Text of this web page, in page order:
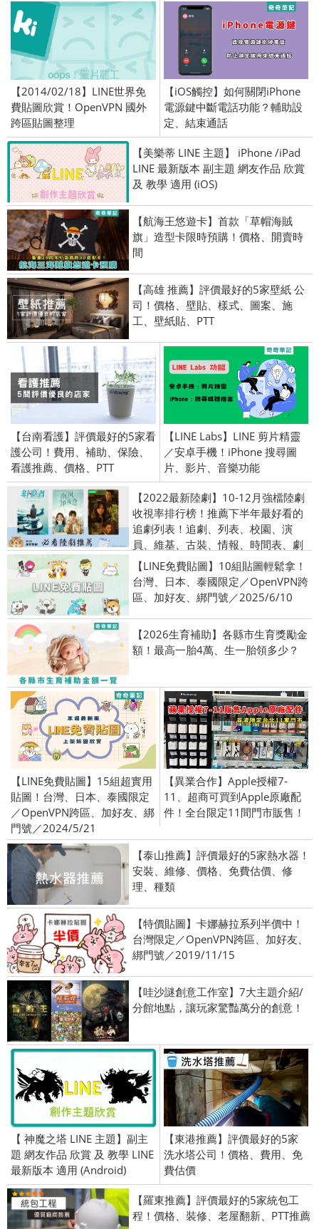
【2014/02/18】LINE世界免
費貼圖欣賞！OpenVPN 國外
跨區貼圖整理
【iOS觸控】如何關閉iPhone
電源鍵中斷電話功能？輔助設
定、結束通話
【美樂蒂 LINE 主題】 iPhone /iPad
LINE 最新版本 副主題 網友作品 欣賞
及 教學 適用 (iOS)
【航海王悠遊卡】首款「草帽海賊
旗」造型卡限時預購！價格、開賣時
間
【高雄 推薦】評價最好的5家壁紙 公
司！價格、壁貼、樣式、圖案、施
工、壁紙貼、PTT
【台南看護】評價最好的5家看
護公司！費用、補助、保險、
看護推薦、價格、PTT
【LINE Labs】LINE 剪片精靈
／安卓手機！iPhone 搜尋圖
片、影片、音樂功能
【2022最新陸劇】10-12月強檔陸劇
收視率排行榜！推薦下半年最好看的
追劇列表！追劇、列表、校園、演
員、維基、古裝、情報、時間表、劇
情介紹、首播時間！風吹半夏| 追光
者 | 愛的二八定律
【LINE免費貼圖】10組貼圖輕鬆拿！
台灣、日本、泰國限定／OpenVPN跨
區、加好友、綁門號／2025/6/10
【2026生育補助】各縣市生育獎勵金
額！最高一胎4萬、生一胎領多少？
【LINE免費貼圖】15組超實用
貼圖！台灣、日本、泰國限定
／OpenVPN跨區、加好友、綁
門號／2024/5/21
【異業合作】Apple授權7-
11、超商可買到Apple原廠配
件！全台限定11間門市販售！
【泰山推薦】評價最好的5家熱水器！
安裝、維修、價格、免費估價、修
理、種類
【特價貼圖】卡娜赫拉系列半價中！
台灣限定／OpenVPN跨區、加好友、
綁門號／2019/11/15
【哇沙謎創意工作室】7大主題介紹/
分館地點，讓玩家驚豔萬分的創意！
【 神魔之塔 LINE 主題】副主
題 網友作品 欣賞 及 教學 LINE
最新版本 適用 (Android)
【東港推薦】評價最好的5家
洗水塔公司！價格、費用、免
費估價
【羅東推薦】評價最好的5家統包工
程！價格、裝修、老屋翻新、PTT推薦